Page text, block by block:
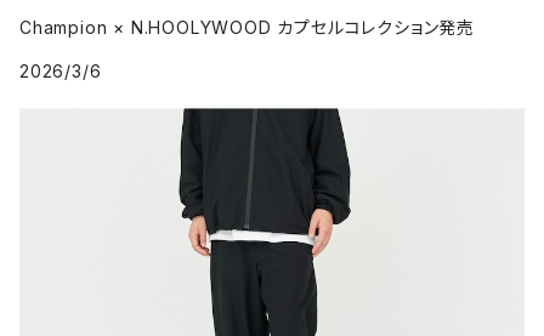
Champion × N.HOOLYWOOD カプセルコレクション発売
2026/3/6